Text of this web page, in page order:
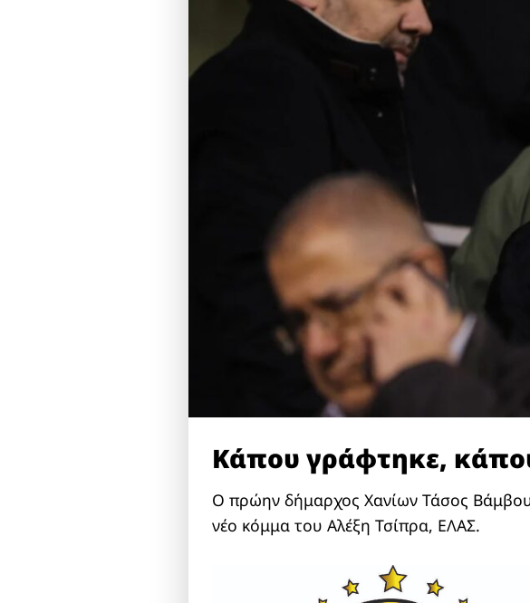
Κάπου γράφτηκε,
Ο πρώην δήμαρχος Χανίων Τάσος
νέο κόμμα του Αλέξη Τσίπρα, ΕΛΑΣ.